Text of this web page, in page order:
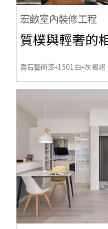
宏畝室內裝修工程
質樸與輕奢的
雲石藝術漆+1501白+灰褐塔